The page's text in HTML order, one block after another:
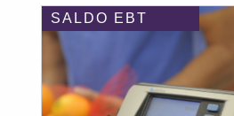
SALDO EBT